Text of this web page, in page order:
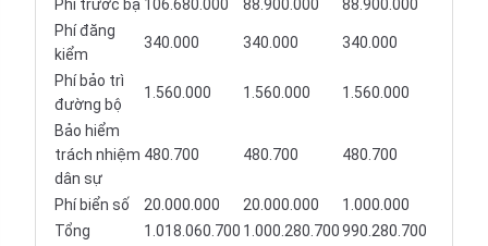
Phí trước bạ 106.680.000 88.900.000
88.900.000
Phí đăng
kiểm
340.000 340.000 340.000
Phí bảo trì
đường bộ
1.560.000 1.560.000 1.560.000
Bảo hiểm
trách nhiệm
dân sự
480.700 480.700 480.700
Phí biển số 20.000.000 20.000.000
1.000.000
Tổng
1.018.060.700 1.000.280.700990.280.700